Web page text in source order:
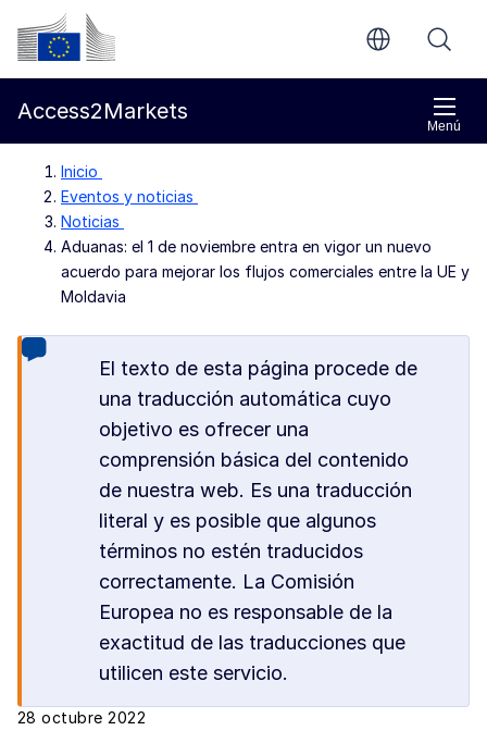
Ir al contenido principal
Comisión Europea
Menú
Access2Markets
Inicio
Eventos y noticias
Noticias
Aduanas: el 1 de noviembre entra en vigor un nuevo
acuerdo para mejorar los flujos comerciales entre la UE y
Moldavia
El texto de esta página procede de
una traducción automática cuyo
objetivo es ofrecer una
comprensión básica del contenido
de nuestra web. Es una traducción
literal y es posible que algunos
términos no estén traducidos
correctamente. La Comisión
Europea no es responsable de la
exactitud de las traducciones que
utilicen este servicio.
28 octubre 2022